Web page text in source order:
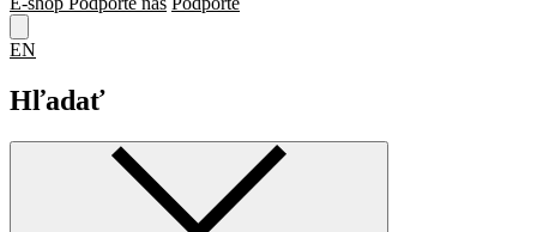
EN
Hľadať